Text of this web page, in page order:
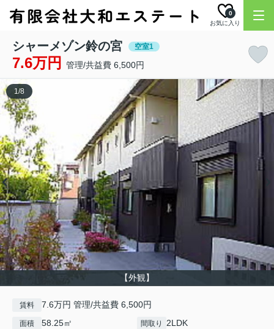
お気に入り
0
シャーメゾン鈴の宮 空室1
7.6万円 管理/共益費 6,500円
【外観】
1/8
賃料 7.6万円 管理/共益費 6,500円
面積 58.25㎡ 間取り 2LDK